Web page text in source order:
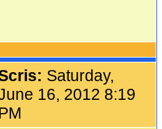
Saturday,
16, 2012 8:19